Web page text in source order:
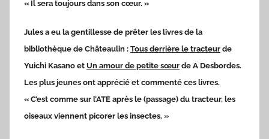
« Il sera toujours dans son cœur. »
Jules a eu la gentillesse de prêter les livres de la
bibliothèque de Châteaulin : Tous derrière le tracteur de
Yuichi Kasano et Un amour de petite sœur de A Desbordes.
Les plus jeunes ont apprécié et commenté ces livres.
« C’est comme sur l’ATE après le (passage) du tracteur, les
oiseaux viennent picorer les insectes. »